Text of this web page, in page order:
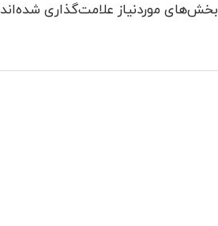
بخش‌های موردنیاز علامت‌گذاری شده‌اند